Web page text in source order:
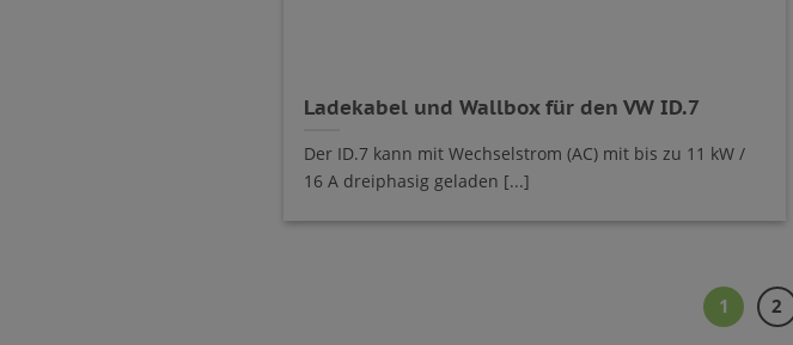
Ladekabel und Wallbox für den VW ID.7
Der ID.7 kann mit Wechselstrom (AC) mit bis zu 11 kW /
16 A dreiphasig geladen [...]
1 2